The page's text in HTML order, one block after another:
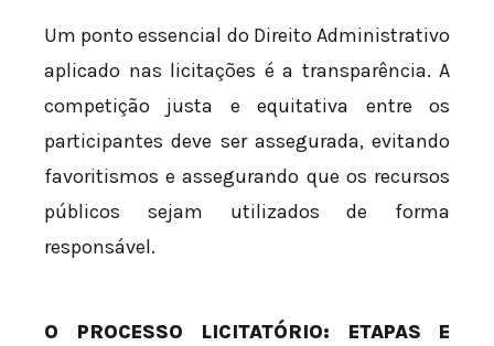
Um ponto essencial do Direito Administrativo
aplicado nas licitações é a transparência. A
competição justa e equitativa entre os
participantes deve ser assegurada, evitando
favoritismos e assegurando que os recursos
públicos sejam utilizados de forma
responsável.
O PROCESSO LICITATÓRIO: ETAPAS E